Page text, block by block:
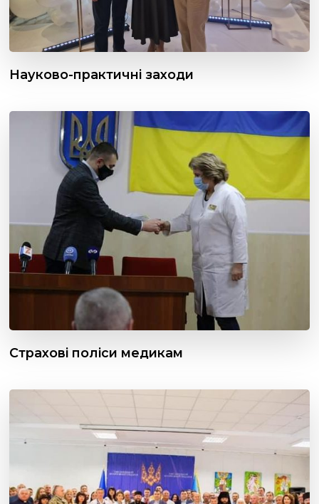
Науково-практичні заходи
Страхові поліси медикам